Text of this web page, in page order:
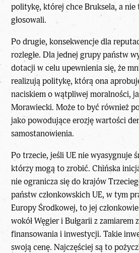
politykę, której chce Bruksela, a nie
głosowali.
Po drugie, konsekwencje dla
rozległe. Dla jednej grupy państw
dotacji w celu upewnienia się, że
realizują politykę, którą ona
naciskiem o wątpliwej moralności,
Morawiecki. Może to być również
jako powodujące erozję wartości
samostanowienia.
Po trzecie, jeśli UE nie wyasygnuje
którzy mogą to zrobić. Chińska
nie ogranicza się do krajów
państw członkowskich UE, w tym
Europy Środkowej, to jej
wokół Węgier i Bułgarii z zamiarem
finansowania i inwestycji. Takie
swoją cenę. Najczęściej są to